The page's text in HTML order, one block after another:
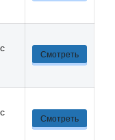
Смотреть
Смотреть